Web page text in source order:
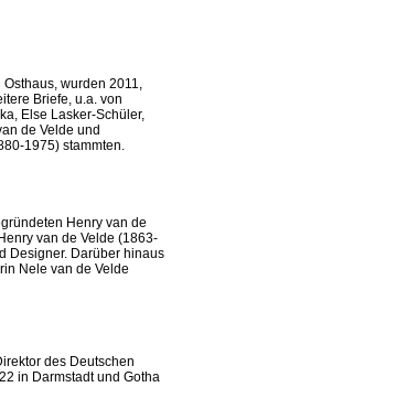
wurden 2011,
Briefe, u.a. von
Else Lasker-Schüler,
de Velde und
1975) stammten.
Henry van de
van de Velde (1863-
Designer. Darüber hinaus
Nele van de Velde
des Deutschen
in Darmstadt und Gotha